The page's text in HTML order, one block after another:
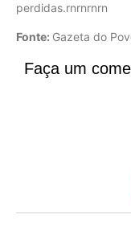
perdidas.rnrnrnrn
Fonte: Gazeta do
Faça um